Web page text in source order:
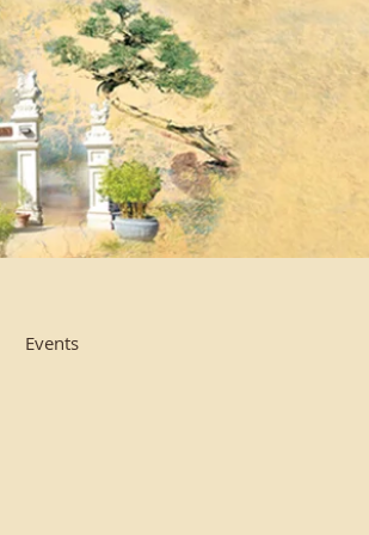
Log In
Events